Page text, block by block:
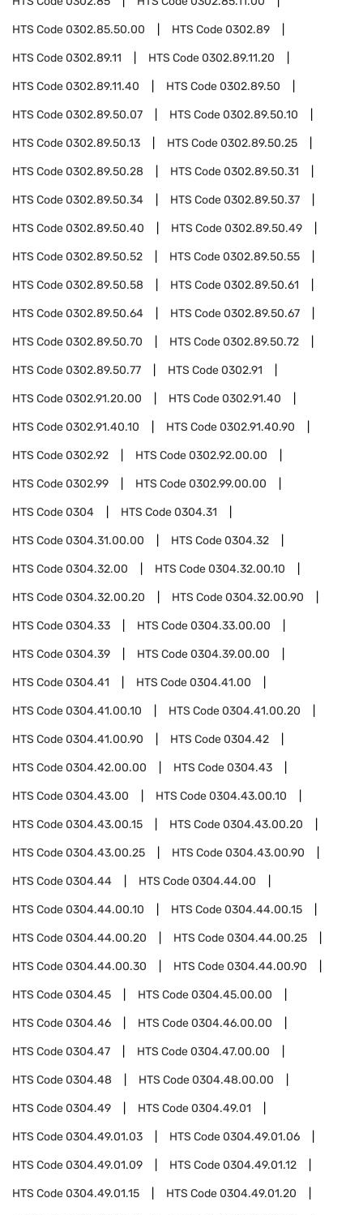
HTS Code0302.85.50.00 HTS Code0302.89
HTS Code0302.89.11 HTS Code0302.89.11.20
HTS Code0302.89.11.40 HTS Code0302.89.50
HTS Code0302.89.50.07 HTS Code0302.89.50.10
HTS Code0302.89.50.13 HTS Code0302.89.50.25
HTS Code0302.89.50.28 HTS Code0302.89.50.31
HTS Code0302.89.50.34 HTS Code0302.89.50.37
HTS Code0302.89.50.40 HTS Code0302.89.50.49
HTS Code0302.89.50.52 HTS Code0302.89.50.55
HTS Code0302.89.50.58 HTS Code0302.89.50.61
HTS Code0302.89.50.64 HTS Code0302.89.50.67
HTS Code0302.89.50.70 HTS Code0302.89.50.72
HTS Code0302.89.50.77 HTS Code0302.91
HTS Code0302.91.20.00 HTS Code0302.91.40
HTS Code0302.91.40.10 HTS Code0302.91.40.90
HTS Code0302.92 HTS Code0302.92.00.00
HTS Code0302.99 HTS Code0302.99.00.00
HTS Code0304 HTS Code0304.31
HTS Code0304.31.00.00 HTS Code0304.32
HTS Code0304.32.00 HTS Code0304.32.00.10
HTS Code0304.32.00.20 HTS Code0304.32.00.90
HTS Code0304.33 HTS Code0304.33.00.00
HTS Code0304.39 HTS Code0304.39.00.00
HTS Code0304.41 HTS Code0304.41.00
HTS Code0304.41.00.10 HTS Code0304.41.00.20
HTS Code0304.41.00.90 HTS Code0304.42
HTS Code0304.42.00.00 HTS Code0304.43
HTS Code0304.43.00 HTS Code0304.43.00.10
HTS Code0304.43.00.15 HTS Code0304.43.00.20
HTS Code0304.43.00.25 HTS Code0304.43.00.90
HTS Code0304.44 HTS Code0304.44.00
HTS Code0304.44.00.10 HTS Code0304.44.00.15
HTS Code0304.44.00.20 HTS Code0304.44.00.25
HTS Code0304.44.00.30 HTS Code0304.44.00.90
HTS Code0304.45 HTS Code0304.45.00.00
HTS Code0304.46 HTS Code0304.46.00.00
HTS Code0304.47 HTS Code0304.47.00.00
HTS Code0304.48 HTS Code0304.48.00.00
HTS Code0304.49 HTS Code0304.49.01
HTS Code0304.49.01.03 HTS Code0304.49.01.06
HTS Code0304.49.01.09 HTS Code0304.49.01.12
HTS Code0304.49.01.15 HTS Code0304.49.01.20